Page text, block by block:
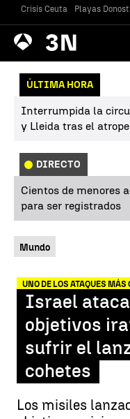
Crisis Ceuta Playas Donosti
Antena
3 Noticias
ÚLTIMA HORA
Interrumpida la
y Lleida tras el
DIRECTO
Cientos de menores
para ser registrados
Mundo
UNO DE LOS ATAQUES MÁS
Israel
objetivos
sufrir el
cohetes
Los misiles